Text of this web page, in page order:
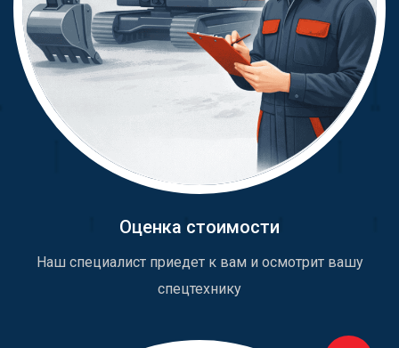
Оценка стоимости
Наш специалист приедет к вам и осмотрит вашу
спецтехнику